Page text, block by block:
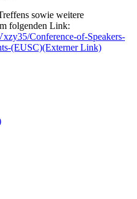
sowie weitere
folgenden Link:
Conference-of-Speakers-
(EUSC)(Externer Link)